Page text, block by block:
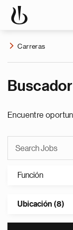
Carreras
Encuentre
Función
Ubicación (8)